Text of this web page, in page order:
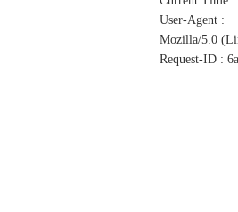
User-Agent :
Mozilla/5.0
Request-ID :